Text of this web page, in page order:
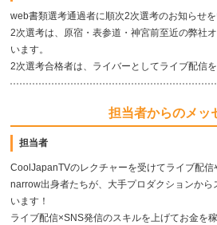
web書類選考通過者に順次2次選考のお知らせを
2次選考は、原宿・表参道・神宮前至近の弊社
います。
2次選考合格者は、ライバーとしてライブ配信を
担当者からのメッ
担当者
CoolJapanTVのレクチャーを受けてライブ配
narrow出身者たちが、大手プロダクションから
います！
ライブ配信×SNS発信のスキルを上げてお金を